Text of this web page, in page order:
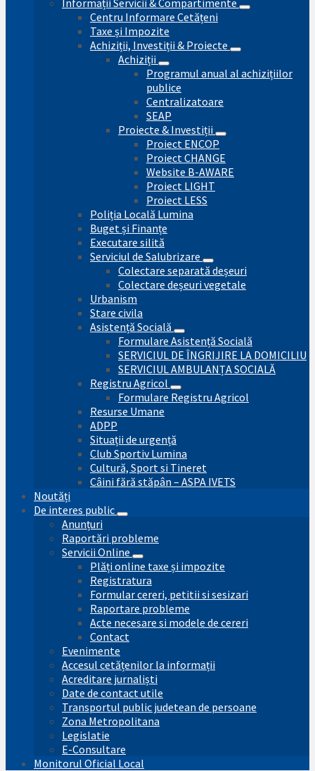
Informații Servicii & Compartimente
Centru Informare Cetățeni
Taxe și Impozite
Achiziții, Investiții & Proiecte
Achiziții
Programul anual al achizițiilor
publice
Centralizatoare
SEAP
Proiecte & Investiții
Proiect ENCOP
Proiect CHANGE
Website B-AWARE
Proiect LIGHT
Proiect LESS
Poliția Locală Lumina
Buget și Finanțe
Executare silită
Serviciul de Salubrizare
Colectare separată deșeuri
Colectare deșeuri vegetale
Urbanism
Stare civila
Asistență Socială
Formulare Asistență Socială
SERVICIUL DE ÎNGRIJIRE LA DOMICILIU
SERVICIUL AMBULANȚA SOCIALĂ
Registru Agricol
Formulare Registru Agricol
Resurse Umane
ADPP
Situații de urgență
Club Sportiv Lumina
Cultură, Sport si Tineret
Câini fără stăpân – ASPA IVETS
Noutăți
De interes public
Anunțuri
Raportări probleme
Servicii Online
Plăți online taxe și impozite
Registratura
Formular cereri, petitii si sesizari
Raportare probleme
Acte necesare si modele de cereri
Contact
Evenimente
Accesul cetățenilor la informații
Acreditare jurnaliști
Date de contact utile
Transportul public judetean de persoane
Zona Metropolitana
Legislatie
E-Consultare
Monitorul Oficial Local